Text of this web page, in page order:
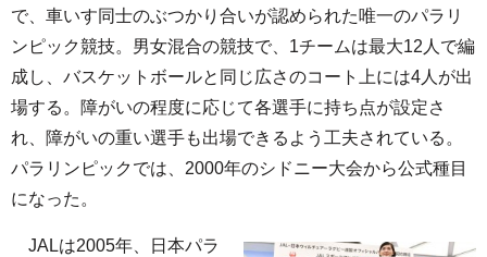
で、車いす同士のぶつかり合いが認められた唯一のパラリ
ンピック競技。男女混合の競技で、1チームは最大12人で編
成し、バスケットボールと同じ広さのコート上には4人が出
場する。障がいの程度に応じて各選手に持ち点が設定さ
れ、障がいの重い選手も出場できるよう工夫されている。
パラリンピックでは、2000年のシドニー大会から公式種目
になった。
JALは2005年、日本パラ